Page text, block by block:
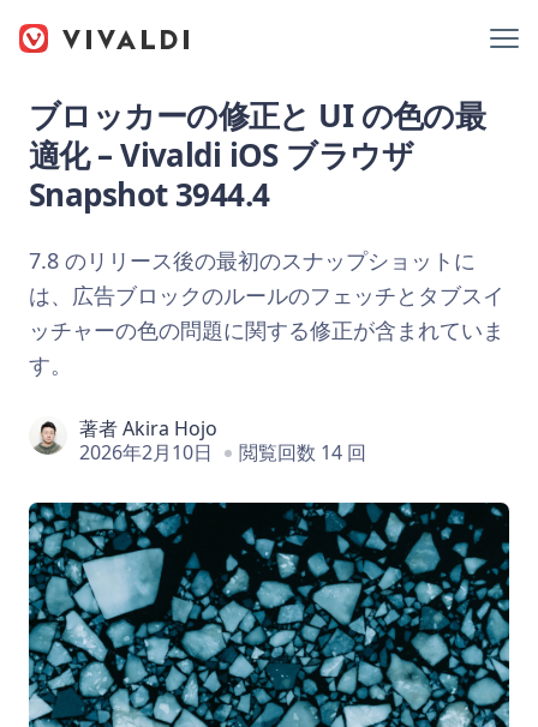
ブロッカーの修正と UI の色の最
適化 – Vivaldi iOS ブラウザ
Snapshot 3944.4
7.8 のリリース後の最初のスナップショットに
は、広告ブロックのルールのフェッチとタブスイ
ッチャーの色の問題に関する修正が含まれていま
す。
著者Akira Hojo
2026年2月10日
閲覧回数 14 回